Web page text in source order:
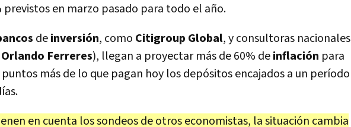
previstos en marzo pasado para todo el año.
deinversión, como Citigroup Global, y consultoras nacionales
Orlando Ferreres), llegan a proyectar más de 60% deinflación para
puntos más de lo que pagan hoy los depósitos encajados a un período
en cuenta los sondeos de otros economistas, la situación cambia